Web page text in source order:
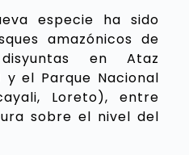
especie ha sido
amazónicos de
en Ataz
y el Parque Nacional
Loreto), entre
sobre el nivel del